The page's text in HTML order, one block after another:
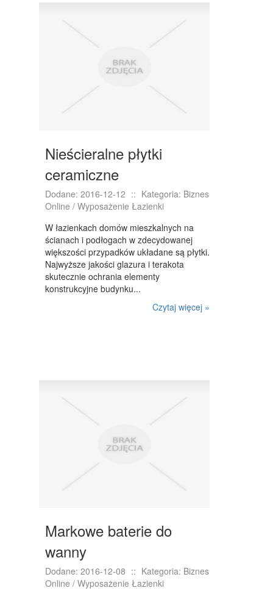
KURIER, PRZESYŁKI
PODRÓŻE
ZDROWIE
DIETETYKA, ODCHUDZANIE
LECZENIE
SALONY KOSMETYCZNE
SPRZĘT MEDYCZNY
Nieścieralne płytki
ceramiczne
Dodane: 2016-12-12 :: Kategoria: Biznes
Online / Wyposażenie Łazienki
W łazienkach domów mieszkalnych na
ścianach i podłogach w zdecydowanej
większości przypadków układane są płytki.
Najwyższe jakości glazura i terakota
skutecznie ochrania elementy
konstrukcyjne budynku...
Czytaj więcej »
Markowe baterie do
wanny
Dodane: 2016-12-08 :: Kategoria: Biznes
Online / Wyposażenie Łazienki